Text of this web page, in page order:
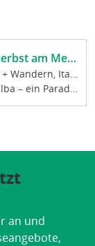
am Mee
– ein Paradi
türkisblaue
und Aus-sicht
Dörfern un
Sie spektak
Meer und d
an und